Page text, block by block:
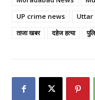
UP crime news
Uttar
ताजा खबर
दहेज हत्या